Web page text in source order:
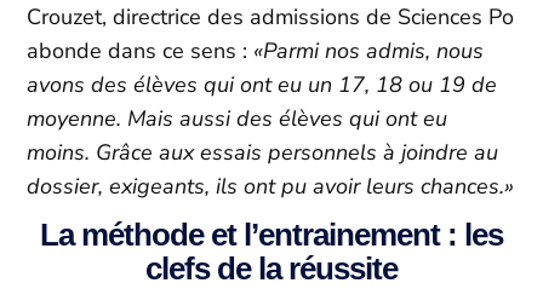
Crouzet, directrice des admissions de Sciences Po
abonde dans ce sens : «Parmi nos admis, nous
avons des élèves qui ont eu un 17, 18 ou 19 de
moyenne. Mais aussi des élèves qui ont eu
moins. Grâce aux essais personnels à joindre au
dossier, exigeants, ils ont pu avoir leurs chances.»
La méthode et l’entrainement : les
clefs de la réussite